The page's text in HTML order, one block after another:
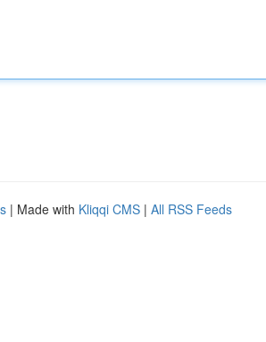
| Made with Kliqqi CMS | All RSS Feeds